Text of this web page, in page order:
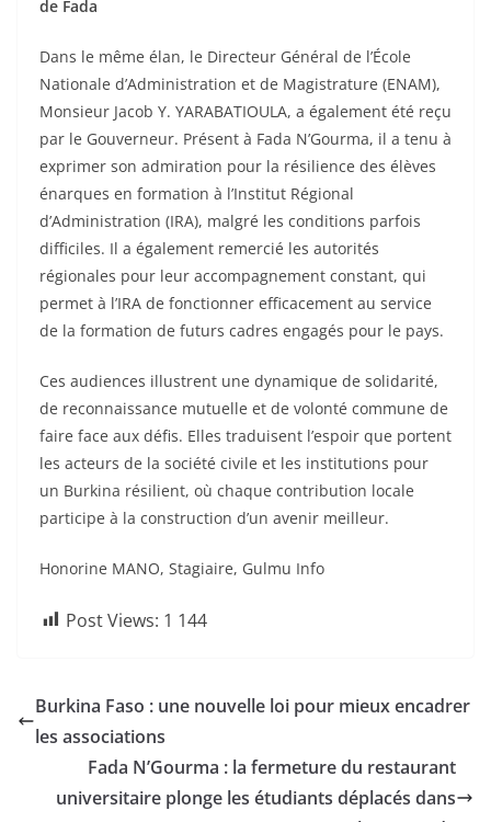
de Fada
Dans le même élan, le Directeur Général de l’École
Nationale d’Administration et de Magistrature (ENAM),
Monsieur Jacob Y. YARABATIOULA, a également été reçu
par le Gouverneur. Présent à Fada N’Gourma, il a tenu à
exprimer son admiration pour la résilience des élèves
énarques en formation à l’Institut Régional
d’Administration (IRA), malgré les conditions parfois
difficiles. Il a également remercié les autorités
régionales pour leur accompagnement constant, qui
permet à l’IRA de fonctionner efficacement au service
de la formation de futurs cadres engagés pour le pays.
Ces audiences illustrent une dynamique de solidarité,
de reconnaissance mutuelle et de volonté commune de
faire face aux défis. Elles traduisent l’espoir que portent
les acteurs de la société civile et les institutions pour
un Burkina résilient, où chaque contribution locale
participe à la construction d’un avenir meilleur.
Honorine MANO, Stagiaire, Gulmu Info
Post Views: 1 144
Burkina Faso : une nouvelle loi pour mieux encadrer
les associations
Fada N’Gourma : la fermeture du restaurant
universitaire plonge les étudiants déplacés dans